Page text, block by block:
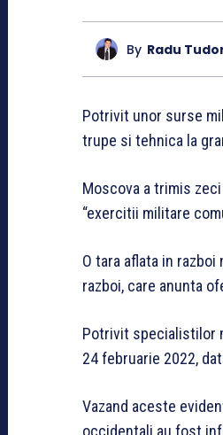
By Radu
Potrivit unor surse
trupe si tehnica la
Moscova a trimis
“exercitii militare
O tara aflata in
razboi, care anunta
Potrivit specialistilor
24 februarie 2022,
Vazand aceste
occidentali au fost